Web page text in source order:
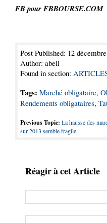
FB pour FBBOURSE.COM
Post Published: 12
Author: abell
Found in section:
Tags: Marché obligataire,
Rendements obligataires,
Previous Topic: La hausse des
sur 2013 semble fragile
Réagir à cet Article